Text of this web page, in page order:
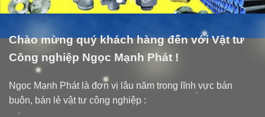
Chào mừng quý khách hàng đến với Vật tư
Công nghiệp Ngọc Mạnh Phát !
Ngọc Mạnh Phát là đơn vị lâu năm trong lĩnh vực bán
buôn, bán lẻ vật tư công nghiệp :